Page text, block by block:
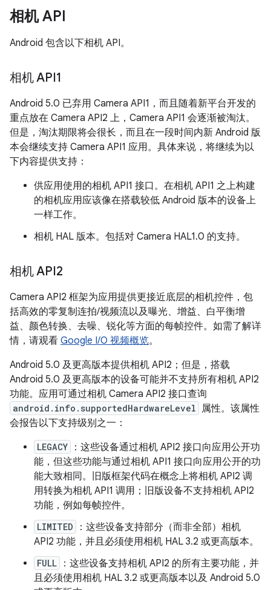
相机 API
Android 包含以下相机 API。
相机 API1
Android 5.0 已弃用 Camera API1，而且随着新平台开发的
重点放在 Camera API2 上，Camera API1 会逐渐被淘汰。
但是，淘汰期限将会很长，而且在一段时间内新 Android 版
本会继续支持 Camera API1 应用。具体来说，将继续为以
下内容提供支持：
供应用使用的相机 API1 接口。 在相机 API1 之上构建
的相机应用应该像在搭载较低 Android 版本的设备上
一样工作。
相机 HAL 版本。 包括对 Camera HAL1.0 的支持。
相机 API2
Camera API2 框架为应用提供更接近底层的相机控件，包
括高效的零复制连拍/视频流以及曝光、增益、白平衡增
益、颜色转换、去噪、锐化等方面的每帧控件。如需了解详
情，请观看 Google I/O 视频概览。
Android 5.0 及更高版本提供相机 API2；但是，搭载
Android 5.0 及更高版本的设备可能并不支持所有相机 API2
功能。应用可通过相机 Camera API2 接口查询
android.info.supportedHardwareLevel 属性。该属性
会报告以下支持级别之一：
LEGACY
：这些设备通过相机 API2 接口向应用公开功
能，但这些功能与通过相机 API1 接口向应用公开的功
能大致相同。旧版框架代码在概念上将相机 API2 调
用转换为相机 API1 调用；旧版设备不支持相机 API2
功能，例如每帧控件。
LIMITED
：这些设备支持部分（而非全部）相机
API2 功能，并且必须使用相机 HAL 3.2 或更高版本。
FULL
：这些设备支持相机 API2 的所有主要功能，并
且必须使用相机 HAL 3.2 或更高版本以及 Android 5.0